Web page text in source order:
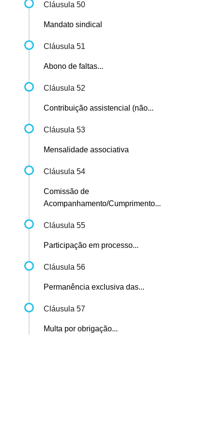
Cláusula 50
Mandato sindical
Cláusula 51
Abono de faltas...
Cláusula 52
Contribuição assistencial (não...
Cláusula 53
Mensalidade associativa
Cláusula 54
Comissão de
Acompanhamento/Cumprimento...
Cláusula 55
Participação em processo...
Cláusula 56
Permanência exclusiva das...
Cláusula 57
Multa por obrigação...